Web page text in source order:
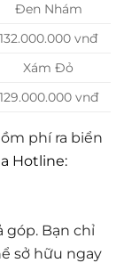
Đen Nhám
132.000.000 vnđ
Xám Đỏ
129.000.000 vnđ
phí ra biển
Hotline:
góp. Bạn chỉ
sở hữu ngay